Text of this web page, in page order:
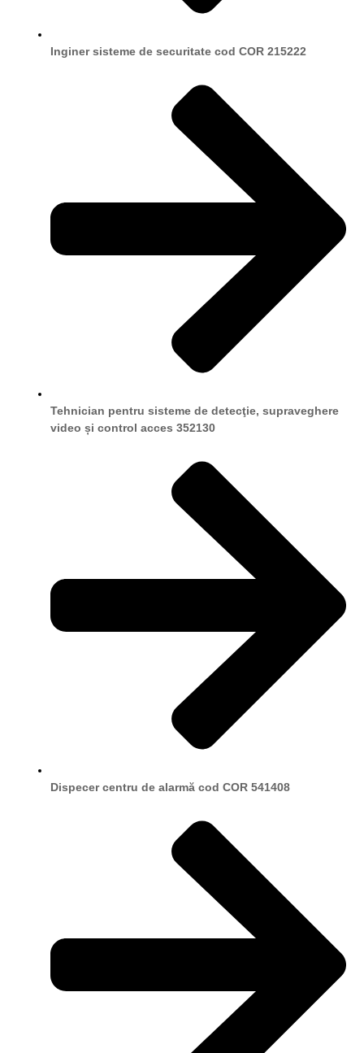
Inginer sisteme de securitate cod COR 215222
Tehnician pentru sisteme de detecţie, supraveghere
video și control acces 352130
Dispecer centru de alarmă cod COR 541408